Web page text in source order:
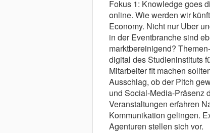
Fokus 1: Knowledge goes
online. Wie werden wir
Economy. Nicht nur Uber
in der Eventbranche sind
marktbereinigend?
digital des Studieninstituts
Mitarbeiter fit machen
Ausschlag, ob der Pitch
und Social-Media-Präsenz
Veranstaltungen erfahren
Kommunikation gelingen.
Agenturen stellen sich vor.